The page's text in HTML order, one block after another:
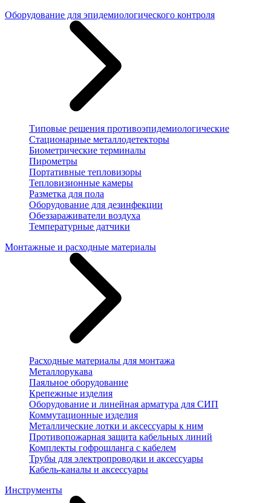
Оборудование для эпидемиологического контроля
Типовые решения противоэпидемиологические
Стационарные металлодетекторы
Биометрические терминалы
Пирометры
Портативные тепловизоры
Тепловизионные камеры
Разметка для пола
Оборудование для дезинфекции
Обеззараживатели воздуха
Температурные датчики
Монтажные и расходные материалы
Расходные материалы для монтажа
Металлорукава
Паяльное оборудование
Крепежные изделия
Оборудование и линейная арматура для СИП
Коммутационные изделия
Металлические лотки и аксессуары к ним
Противопожарная защита кабельных линий
Комплекты гофрошланга с кабелем
Трубы для электропроводки и аксессуары
Кабель-каналы и аксессуары
Инструменты